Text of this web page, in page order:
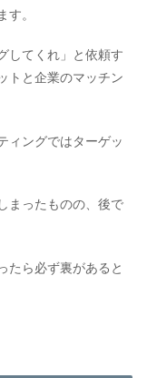
す。
してくれ」と依頼す
トと企業のマッチン
ィングではターゲッ
まったものの、後で
たら必ず裏があると